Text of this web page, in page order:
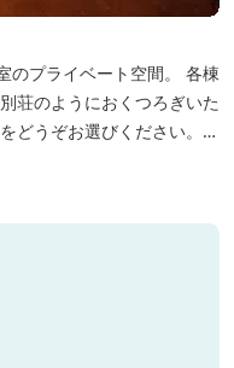
のプライベート空間。 各棟
荘のようにおくつろぎいた
どうぞお選びください。
こと それは、小さな宿な
居・食・充」を満たし、皆